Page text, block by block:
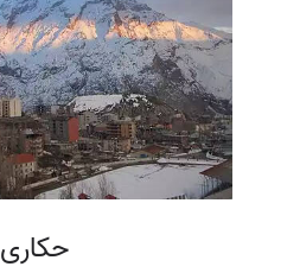
حکاری